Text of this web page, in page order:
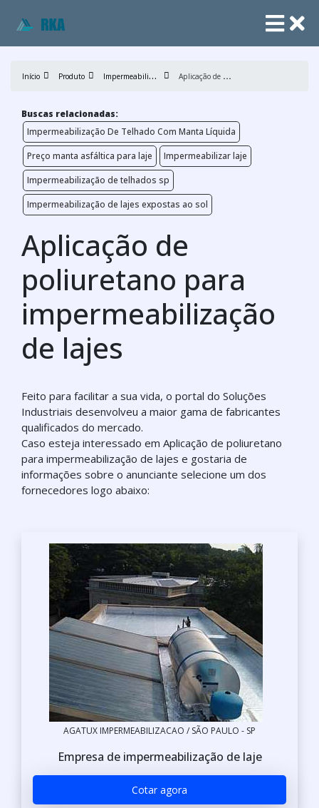
Início Produto I
mpermeabilização de lajes A
plicação de poliuretano para impermeabilização de lajes
Buscas relacionadas:
Impermeabilização De Telhado Com Manta Líquida
Preço manta asfáltica para laje
Impermeabilizar laje
Impermeabilização de telhados sp
Impermeabilização de lajes expostas ao sol
Aplicação de
poliuretano para
impermeabilização
de lajes
Feito para facilitar a sua vida, o portal do Soluções
Industriais desenvolveu a maior gama de fabricantes
qualificados do mercado.
Caso esteja interessado em Aplicação de poliuretano
para impermeabilização de lajes e gostaria de
informações sobre o anunciante selecione um dos
fornecedores logo abaixo:
AGATUX IMPERMEABILIZACAO / SÃO PAULO - SP
Empresa de impermeabilização de laje
Cotar agora